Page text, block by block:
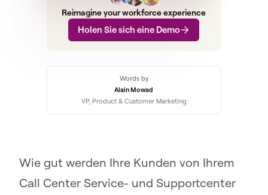
Reimagine your workforce experience
Holen Sie sich eine Demo
Words by
Alain Mowad
VP, Product & Customer Marketing
Wie gut werden Ihre Kunden von Ihrem
Call Center Service- und Supportcenter